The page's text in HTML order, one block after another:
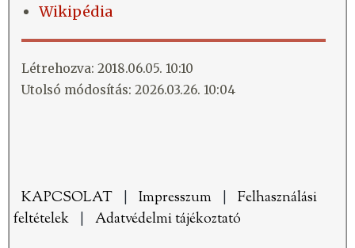
Wikipédia
Létrehozva: 2018.06.05. 10:10
Utolsó módosítás: 2026.03.26. 10:04
KAPCSOLAT Impresszum
Felhasználási
feltételek
Adatvédelmi tájékoztató